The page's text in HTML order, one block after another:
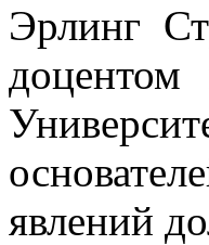
Эрлинг
явлений